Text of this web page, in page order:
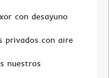
con desayuno
privados con aire
nuestros